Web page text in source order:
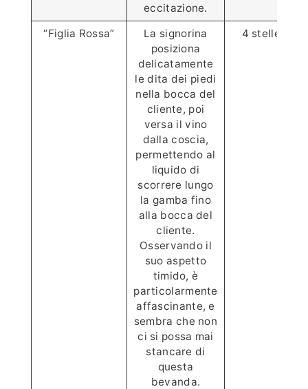
eccitazione.
“Figlia Rossa”
La signorina
posiziona
delicatamente
le dita dei piedi
nella bocca del
cliente, poi
versa il vino
dalla coscia,
permettendo al
liquido di
scorrere lungo
la gamba fino
alla bocca del
cliente.
Osservando il
suo aspetto
timido, è
particolarmente
affascinante, e
sembra che non
ci si possa mai
stancare di
questa
bevanda.
4 stelle